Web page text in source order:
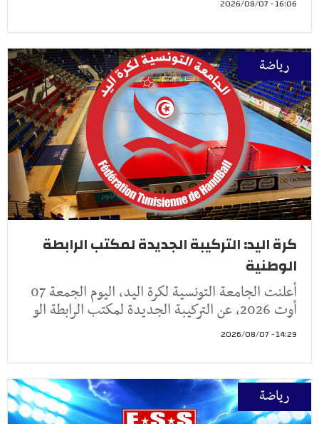
16:06 - 2026/08/07
رياضة
كرة اليد: التركيبة الجديدة لمكتب الرابطة
الوطنية
أعلنت الجامعة التونسية لكرة اليد، اليوم الجمعة 07
أوت 2026، عن التركيبة الجديدة لمكتب الرابطة الو
14:29 - 2026/08/07
رياضة